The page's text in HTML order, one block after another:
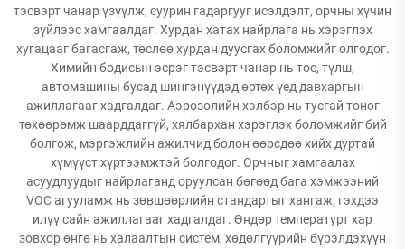
тэсвэрт чанар үзүүлж, суурин гадаргууг исэлдэлт, орчны хүчин
зүйлээс хамгаалдаг. Хурдан хатах найрлага нь хэрэглэх
хугацааг багасгаж, төслөө хурдан дуусгах боломжийг олгодог.
Химийн бодисын эсрэг тэсвэрт чанар нь тос, түлш,
автомашины бусад шингэнүүдэд өртөх үед давхаргын
ажиллагааг хадгалдаг. Аэрозолийн хэлбэр нь тусгай тоног
төхөөрөмж шаарддаггүй, хялбархан хэрэглэх боломжийг бий
болгож, мэргэжлийн ажилчид болон өөрсдөө хийх дуртай
хүмүүст хүртээмжтэй болгодог. Орчныг хамгаалах
асуудлуудыг найрлаганд оруулсан бөгөөд бага хэмжээний
VOC агууламж нь зөвшөөрлийн стандартыг хангаж, гэхдээ
илүү сайн ажиллагааг хадгалдаг. Өндөр температурт хар
зовхор өнгө нь халаалтын систем, хөдөлгүүрийн бүрэлдэхүүн